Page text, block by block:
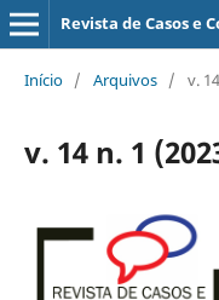
Revista de Casos e
Início / Arquivos / v.
v. 14 n. 1